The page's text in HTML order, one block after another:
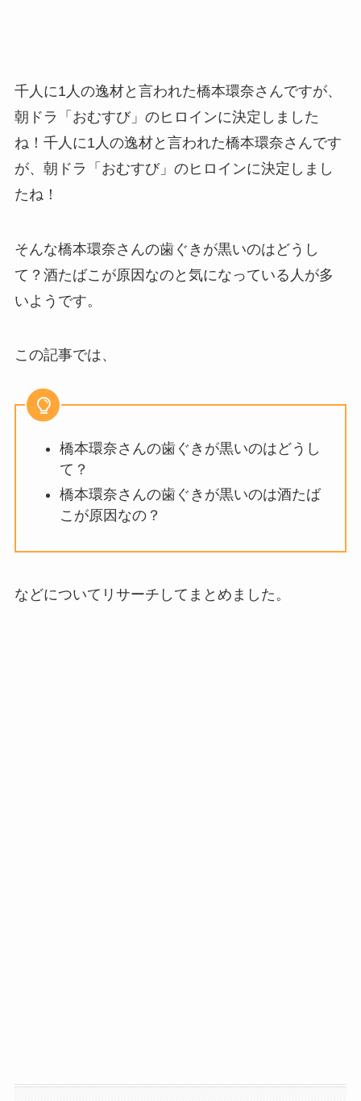
千人に1人の逸材と言われた橋本環奈さんですが、
朝ドラ「おむすび」のヒロインに決定しました
ね！千人に1人の逸材と言われた橋本環奈さんです
が、朝ドラ「おむすび」のヒロインに決定しまし
たね！
そんな橋本環奈さんの歯ぐきが黒いのはどうし
て？酒たばこが原因なのと気になっている人が多
いようです。
この記事では、
橋本環奈さんの歯ぐきが黒いのはどうし
て？
橋本環奈さんの歯ぐきが黒いのは酒たば
こが原因なの？
などについてリサーチしてまとめました。